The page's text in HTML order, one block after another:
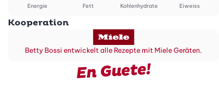
Energie Fett Kohlenhydrate Eiweiss
Kooperation
Betty Bossi entwickelt alle Rezepte mit Miele Geräten.
En Guete!